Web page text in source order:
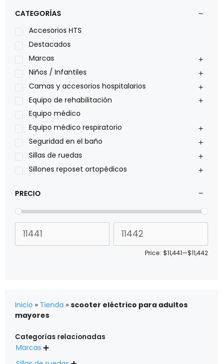
Leggero
Lumex
Medical Store
Nidek
Oxiplus
Philips
Pride
Roho
Sillas de ruedas Everest Jennings
Stealth products
Xiehe Medical
CATEGORÍAS
Accesorios HTS
Destacados
Marcas
Niños / Infantiles
Camas y accesorios hospitalarios
Equipo de rehabilitación
Equipo médico
Equipo médico respiratorio
Seguridad en el baño
Sillas de ruedas
Sillones reposet ortopédicos
PRECIO
Price: $11,441—$11,442
Inicio » Tienda » scooter eléctrico para adultos
mayores
Categorías relacionadas
Marcas 